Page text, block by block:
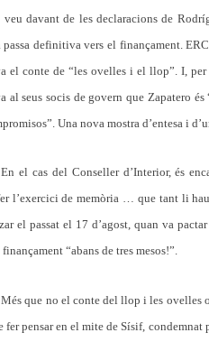
veu davant de les declaracions de
passa definitiva vers el finançament.
el conte de “les ovelles i el llop”. I, per
al seus socis de govern que Zapatero
Una nova mostra d’entesa i
En el cas del Conseller d’Interior, és
l’exercici de memòria … que tant li
el passat el 17 d’agost, quan va
“abans de tres mesos!”.
Més que no el conte del llop i les ovelles
fer pensar en el mite de Sísif, condemnat